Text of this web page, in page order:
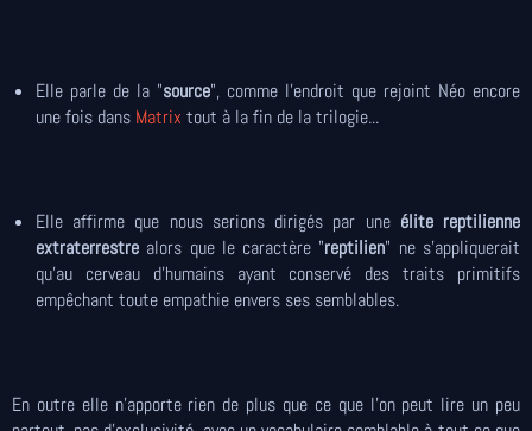
Elle parle de la "source", comme l’endroit que rejoint Néo encore
une fois dans Matrix tout à la fin de la trilogie...
Elle affirme que nous serions dirigés par uneélite reptilienne
extraterrestre alors que le caractère "reptilien" ne s’appliquerait
qu’au cerveau d’humains ayant conservé des traits primitifs
empêchant toute empathie envers ses semblables.
En outre elle n'apporte rien de plus que ce que l'on peut lire un peu